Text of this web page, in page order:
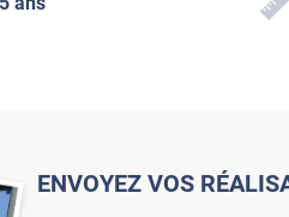
ENVOYEZ VOS